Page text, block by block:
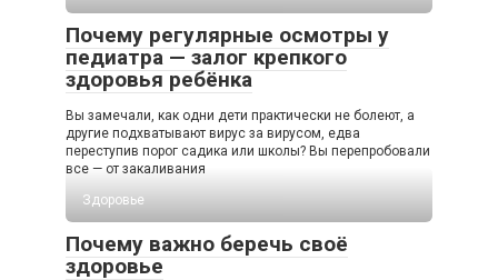
Почему регулярные осмотры у
педиатра — залог крепкого
здоровья ребёнка
Вы замечали, как одни дети практически не болеют, а
другие подхватывают вирус за вирусом, едва
переступив порог садика или школы? Вы перепробовали
все — от закаливания
Здоровье
Почему важно беречь своё
здоровье